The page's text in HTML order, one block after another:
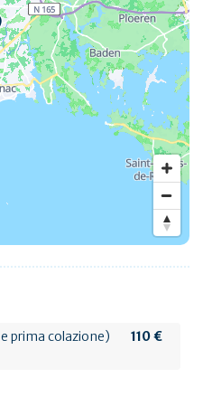
prima colazione)
110 €